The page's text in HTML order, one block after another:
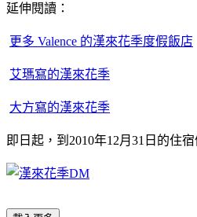
延伸閱讀：
更多 Valence 的漢來花季度假飯店
艾瑪寫的漢來花季
大方寫的漢來花季
即日起，到2010年12月31日的住宿